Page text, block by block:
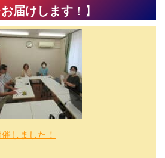
届けします ！】
しました！